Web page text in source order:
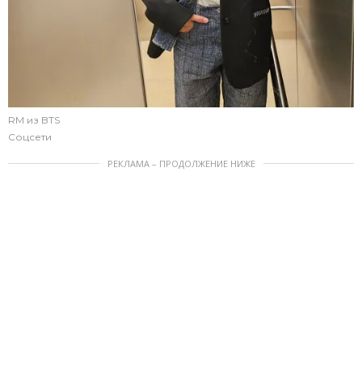
RM из BTS
Соцсети
РЕКЛАМА – ПРОДОЛЖЕНИЕ НИЖЕ